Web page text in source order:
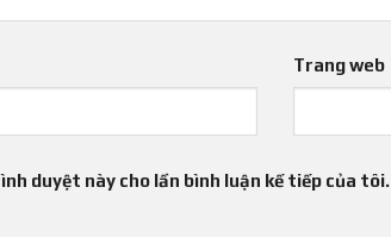
Trang web
duyệt này cho lần bình luận kế tiếp của tôi.